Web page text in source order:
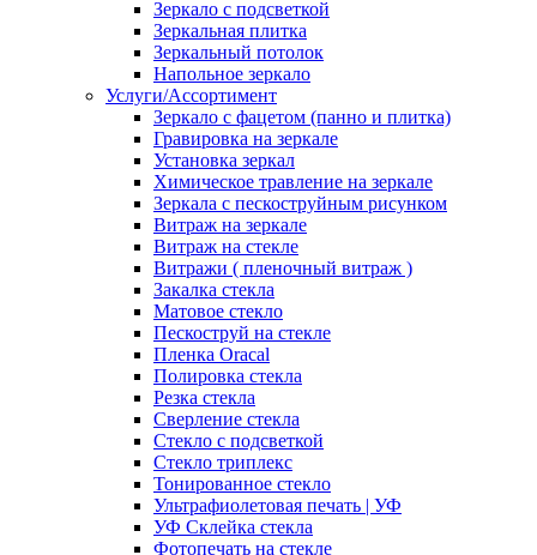
Зеркало с подсветкой
Зеркальная плитка
Зеркальный потолок
Напольное зеркало
Услуги/Ассортимент
Зеркало с фацетом (панно и плитка)
Гравировка на зеркале
Установка зеркал
Химическое травление на зеркале
Зеркала с пескоструйным рисунком
Витраж на зеркале
Витраж на стекле
Витражи ( пленочный витраж )
Закалка стекла
Матовое стекло
Пескоструй на стекле
Пленка Oracal
Полировка стекла
Резка стекла
Сверление стекла
Стекло с подсветкой
Стекло триплекс
Тонированное стекло
Ультрафиолетовая печать | УФ
УФ Склейка стекла
Фотопечать на стекле